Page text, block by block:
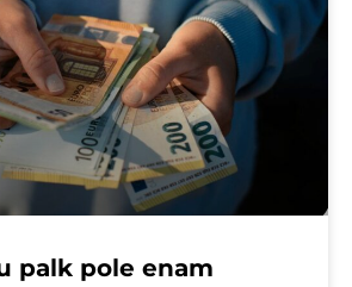
palk pole enam